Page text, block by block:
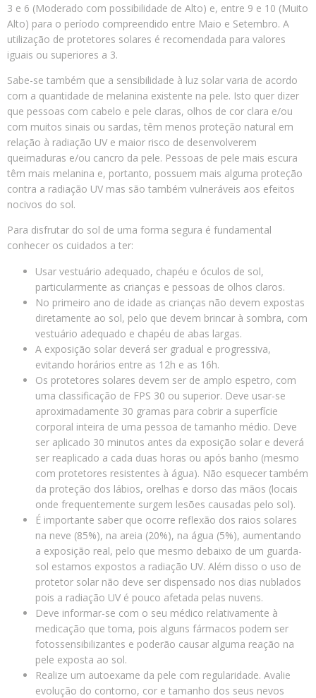
3 e 6 (Moderado com possibilidade de Alto) e, entre 9 e 10 (Muito
Alto) para o período compreendido entre Maio e Setembro. A
utilização de protetores solares é recomendada para valores
iguais ou superiores a 3.
Sabe-se também que a sensibilidade à luz solar varia de acordo
com a quantidade de melanina existente na pele. Isto quer dizer
que pessoas com cabelo e pele claras, olhos de cor clara e/ou
com muitos sinais ou sardas, têm menos proteção natural em
relação à radiação UV e maior risco de desenvolverem
queimaduras e/ou cancro da pele. Pessoas de pele mais escura
têm mais melanina e, portanto, possuem mais alguma proteção
contra a radiação UV mas são também vulneráveis aos efeitos
nocivos do sol.
Para disfrutar do sol de uma forma segura é fundamental
conhecer os cuidados a ter:
Usar vestuário adequado, chapéu e óculos de sol,
particularmente as crianças e pessoas de olhos claros.
No primeiro ano de idade as crianças não devem expostas
diretamente ao sol, pelo que devem brincar à sombra, com
vestuário adequado e chapéu de abas largas.
A exposição solar deverá ser gradual e progressiva,
evitando horários entre as 12h e as 16h.
Os protetores solares devem ser de amplo espetro, com
uma classificação de FPS 30 ou superior. Deve usar-se
aproximadamente 30 gramas para cobrir a superfície
corporal inteira de uma pessoa de tamanho médio. Deve
ser aplicado 30 minutos antes da exposição solar e deverá
ser reaplicado a cada duas horas ou após banho (mesmo
com protetores resistentes à água). Não esquecer também
da proteção dos lábios, orelhas e dorso das mãos (locais
onde frequentemente surgem lesões causadas pelo sol).
É importante saber que ocorre reflexão dos raios solares
na neve (85%), na areia (20%), na água (5%), aumentando
a exposição real, pelo que mesmo debaixo de um guarda-
sol estamos expostos a radiação UV. Além disso o uso de
protetor solar não deve ser dispensado nos dias nublados
pois a radiação UV é pouco afetada pelas nuvens.
Deve informar-se com o seu médico relativamente à
medicação que toma, pois alguns fármacos podem ser
fotossensibilizantes e poderão causar alguma reação na
pele exposta ao sol.
Realize um autoexame da pele com regularidade. Avalie
evolução do contorno, cor e tamanho dos seus nevos